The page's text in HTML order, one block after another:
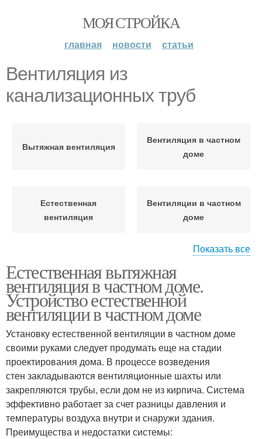
МОЯ СТРОЙКА
главная новости статьи
Вентиляция из
канализационных труб
Вытяжная вентиляция
Вентиляция в частном
доме
Естественная
вентиляция
Вентиляции в частном
доме
труб
одноэтажном доме
Вентиляция в доме
Показать все
Естественная вытяжная
вентиляция в частном доме.
Устройство естественной
вентиляции в частном доме
Установку естественной вентиляции в частном доме
своими руками следует продумать еще на стадии
проектирования дома. В процессе возведения
стен закладываются вентиляционные шахты или
закрепляются трубы, если дом не из кирпича. Система
эффективно работает за счет разницы давления и
температуры воздуха внутри и снаружи здания.
Преимущества и недостатки системы: